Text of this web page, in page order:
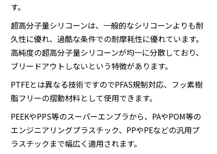
す。
超高分子量シリコーンは、一般的なシリコーンよりも耐
久性に優れ、過酷な条件での耐摩耗性に優れています。
高純度の超高分子量シリコーンが均一に分散しており、
ブリードアウトしないという特徴があります。
PTFEとは異なる技術ですのでPFAS規制対応、フッ素樹
脂フリーの摺動材料として使用できます。
PEEKやPPS等のスーパーエンプラから、PAやPOM等の
エンジニアリングプラスチック、PPやPEなどの汎用プ
ラスチックまで幅広く適用されます。